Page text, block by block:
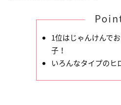
1位はじゃんけんで
子！
いろんなタイプのヒ